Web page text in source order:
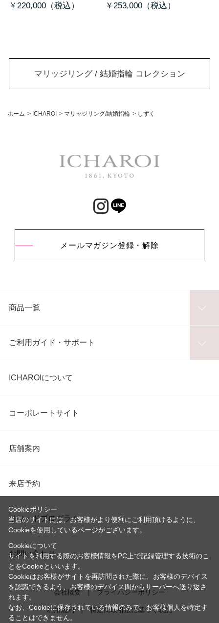
￥220,000
￥253,000
マリッジリング / 結婚指輪 コレクション
ホーム > ICHAROI > マリッジリング/結婚指輪 > しずく
メールマガジン登録・解除
商品一覧
ご利用ガイド・サポート
ICHAROIについて
コーポレートサイト
店舗案内
来店予約
リワードプログラム
お問い合わせ
会社概要 プライバシーポリシー
利用規約 特定商取引法に基づく表記
Cookieポリシー
当店のサイトには、お客様がより便利にご利用頂けるように、
Cookieを使用しているページがございます。
Cookieについて
サイトを利用する際のお客様情報をPC上で記録管理する技術のこ
とをCookieといいます。
Cookieはお客様がサイトを再訪問された際に、お客様のデバイス
を認識できるよう、お客様のデバイス間からサーバーへ送り返さ
れます。
なお、Cookieに保存されている情報のみで、お客様個人を特定す
ることはできません。